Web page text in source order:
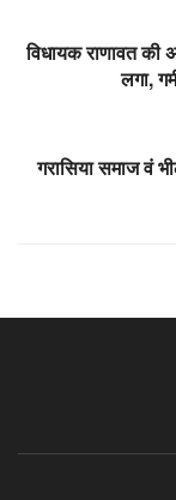
विधायक राणावत की
लगा,
गरासिया समाज वं